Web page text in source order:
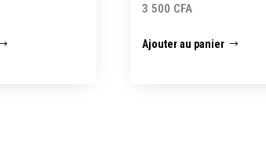
3 500 CFA
Ajouter au panier